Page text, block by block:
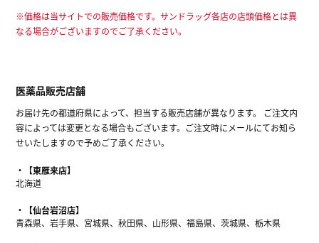
※価格は当サイトでの販売価格です。サンドラッグ各店の店頭価格とは異
なる場合がございますのでご了承ください。
医薬品販売店舗
お届け先の都道府県によって、担当する販売店舗が異なります。 ご注文内
容によっては変更となる場合もございます。ご注文時にメールにてお知ら
せいたしますので予めご了承ください。
【東雁来店】
北海道
【仙台岩沼店】
青森県、岩手県、宮城県、秋田県、山形県、福島県、茨城県、栃木県